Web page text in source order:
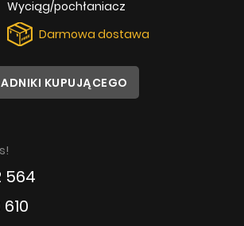
Wyciąg/pochłaniacz
Darmowa dostawa
KUPUJĄCEGO
564